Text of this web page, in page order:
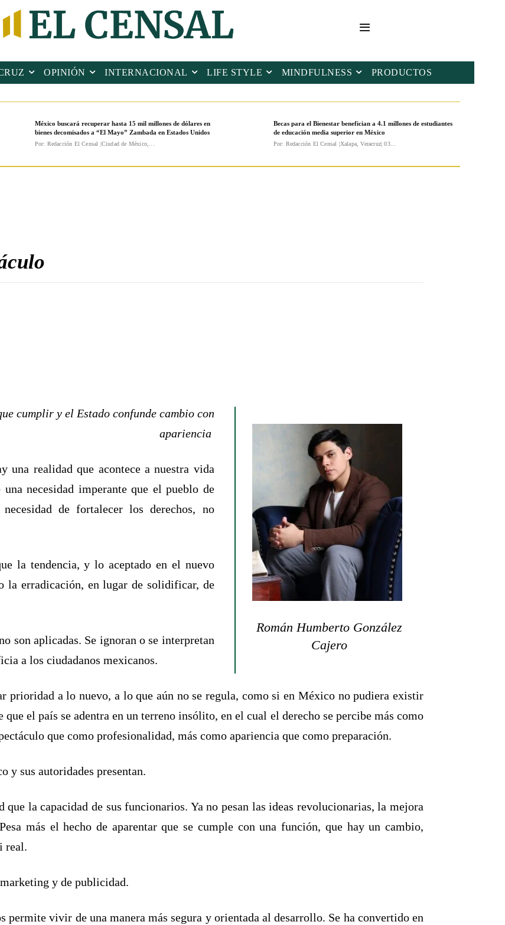
OPINIÓN INTERNACIONAL LIFE STYLE MINDFULNESS PRODUCTOS
México buscará recuperar hasta 15 mil millones de dólares en
bienes decomisados a “El Mayo” Zambada en Estados Unidos
Por: Redacción El Censal |Ciudad de México,...
Becas para el Bienestar benefician a 4.1 millones de estudiantes
de educación media superior en México
Por: Redacción El Censal |Xalapa, Veracruz| 03...
Román Humberto González
Cajero
cumplir y el Estado confunde cambio con
apariencia
una realidad que acontece a nuestra vida
necesidad imperante que el pueblo de
de fortalecer los derechos, no
la tendencia, y lo aceptado en el nuevo
la erradicación, en lugar de solidificar, de
son aplicadas. Se ignoran o se interpretan
a los ciudadanos mexicanos.
prioridad a lo nuevo, a lo que aún no se regula, como si en México no pudiera existir
el país se adentra en un terreno insólito, en el cual el derecho se percibe más como
que como profesionalidad, más como apariencia que como preparación.
y sus autoridades presentan.
la capacidad de sus funcionarios. Ya no pesan las ideas revolucionarias, la mejora
más el hecho de aparentar que se cumple con una función, que hay un cambio,
real.
y de publicidad.
permite vivir de una manera más segura y orientada al desarrollo. Se ha convertido en